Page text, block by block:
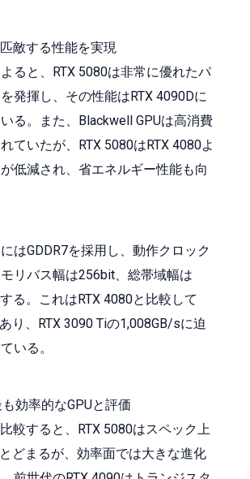
敵する性能を実現
ると、RTX 5080は非常に優れたパ
発揮し、その性能はRTX 4090Dに
る。また、Blackwell GPUは高消費
ていたが、RTX 5080はRTX 4080よ
低減され、省エネルギー性能も向
はGDDR7を採用し、動作クロック
リバス幅は256bit、総帯域幅は
る。これはRTX 4080と比較して
り、RTX 3090 Tiの1,008GB/sに迫
いる。
効率的なGPUと評価
較すると、RTX 5080はスペック上
どまるが、効率面では大きな進化